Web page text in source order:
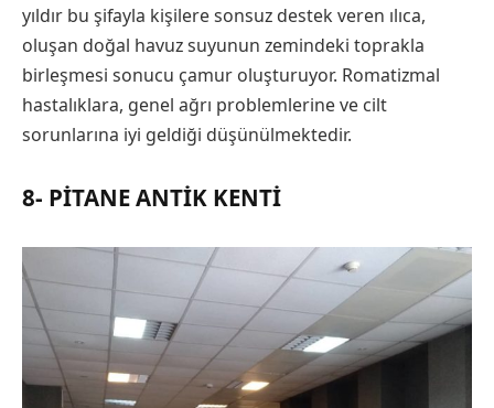
yıldır bu şifayla kişilere sonsuz destek veren ılıca,
oluşan doğal havuz suyunun zemindeki toprakla
birleşmesi sonucu çamur oluşturuyor. Romatizmal
hastalıklara, genel ağrı problemlerine ve cilt
sorunlarına iyi geldiği düşünülmektedir.
8- PITANE ANTIK KENTI